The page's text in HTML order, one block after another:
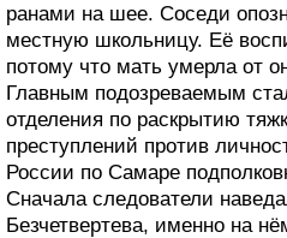
ранами на шее. Соседи
местную школьницу. Её
потому что мать умерла от
Главным подозреваемым
отделения по раскрытию
преступлений против
России по Самаре
Сначала следователи
Безчетвертева, именно на